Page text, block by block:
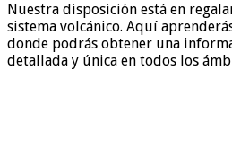
Nuestra disposición está en
sistema volcánico. Aquí
donde podrás obtener una
detallada y única en todos los